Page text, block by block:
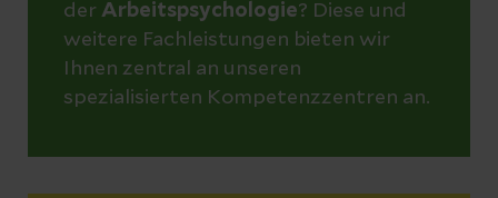
der Arbeitspsychologie? Diese und
weitere Fachleistungen bieten wir
Ihnen zentral an unseren
spezialisierten Kompetenzzentren an.